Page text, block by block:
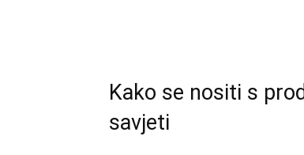
Kako se nositi s
savjeti